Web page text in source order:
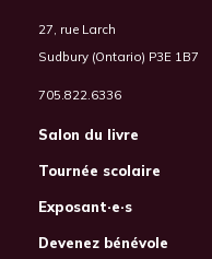
27, rue Larch
Sudbury (Ontario) P3E 1B7
705.822.6336
Salon du livre
Tournée scolaire
Exposant·e·s
Devenez bénévole